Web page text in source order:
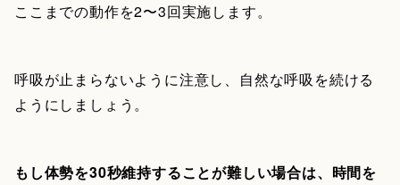
ここまでの動作を2〜3回実施します。
呼吸が止まらないように注意し、自然な呼吸を続ける
ようにしましょう。
もし体勢を30秒維持することが難しい場合は、時間を